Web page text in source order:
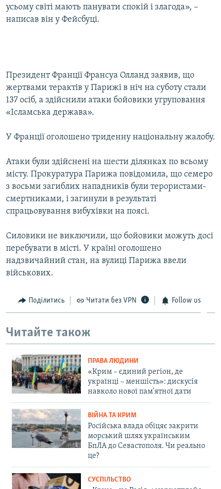
ІНФОГРАФІКА
ДОЛУЧАЙСЯ!
усьому світі мають панувати спокій і злагода», –
написав він у Фейсбуці.
​Президент Франції Франсуа Олланд заявив, що
жертвами терактів у Парижі в ніч на суботу стали
137 осіб, а здійснили атаки бойовики угруповання
«Ісламська держава».
У Франції оголошено триденну національну жалобу.
Атаки були здійснені на шести ділянках по всьому
місту. Прокуратура Парижа повідомила, що семеро
з восьми загиблих нападників були терористами-
смертниками, і загинули в результаті
спрацьовування вибухівки на поясі.
Силовики не виключили, що бойовики можуть досі
перебувати в місті. У країні оголошено
надзвичайний стан, на вулиці Парижа ввели
військових.
Поділитись Читати без VPN Follow us
Читайте також
ПРАВА ЛЮДИНИ
«Крим – єдиний регіон, де
українці – меншість»: дискусія
навколо нової пам'ятної дати
ВІЙНА ТА КРИМ
Російська влада обіцяє закрити
морський шлях українським
БпЛА до Севастополя. Чи реально
це?
СУСПІЛЬСТВО